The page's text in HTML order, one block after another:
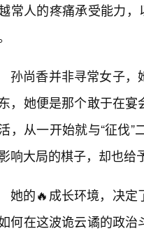
常人的疼痛承受能力
孙尚香并非寻常女子，
，她便是那个敢于在
，从一开始就与“征伐
响大局的棋子，却也给
她的🔥成长环境，决定
何在这波诡云谲的政